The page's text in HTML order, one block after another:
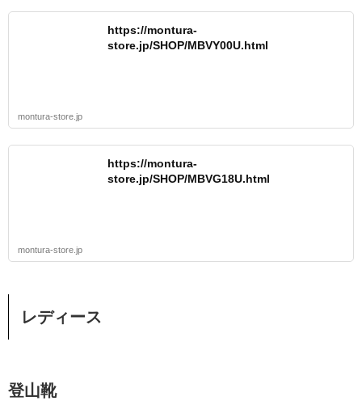
https://montura-
store.jp/SHOP/MBVY00U.html
montura-store.jp
https://montura-
store.jp/SHOP/MBVG18U.html
montura-store.jp
レディース
登山靴